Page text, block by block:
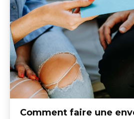
Comment faire une